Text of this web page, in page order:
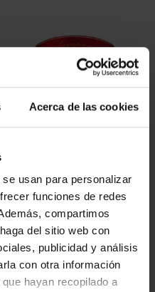
Acerca de las cookies
usan para personalizar
funciones de redes
compartimos
del sitio web con
publicidad y análisis
con otra información
hayan recopilado a
SUSCRIPCIÓN
CAPITALES DE
PROVINCIA 2
949,00 €
Sólo para usuarios
registrados